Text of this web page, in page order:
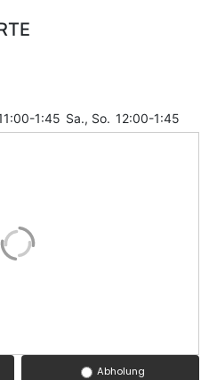
1:45 Sa., So. 12:00-1:45
Abholung